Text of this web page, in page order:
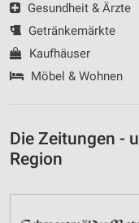
Gesundheit & Ärzte
Getränkemärkte
Kaufhäuser
Möbel & Wohnen
Die Zeitungen -
Region